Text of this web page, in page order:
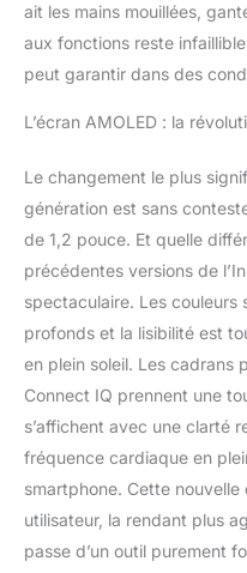
ait les mains mouillées,
aux fonctions reste
peut garantir dans des
L’écran AMOLED : la
Le changement le plus
génération est sans
de 1,2 pouce. Et quelle
précédentes versions de
spectaculaire. Les couleurs
profonds et la lisibilité est
en plein soleil. Les cadrans
Connect IQ prennent une
s’affichent avec une clarté
fréquence cardiaque en
smartphone. Cette nouvelle
utilisateur, la rendant plus
passe d’un outil purement